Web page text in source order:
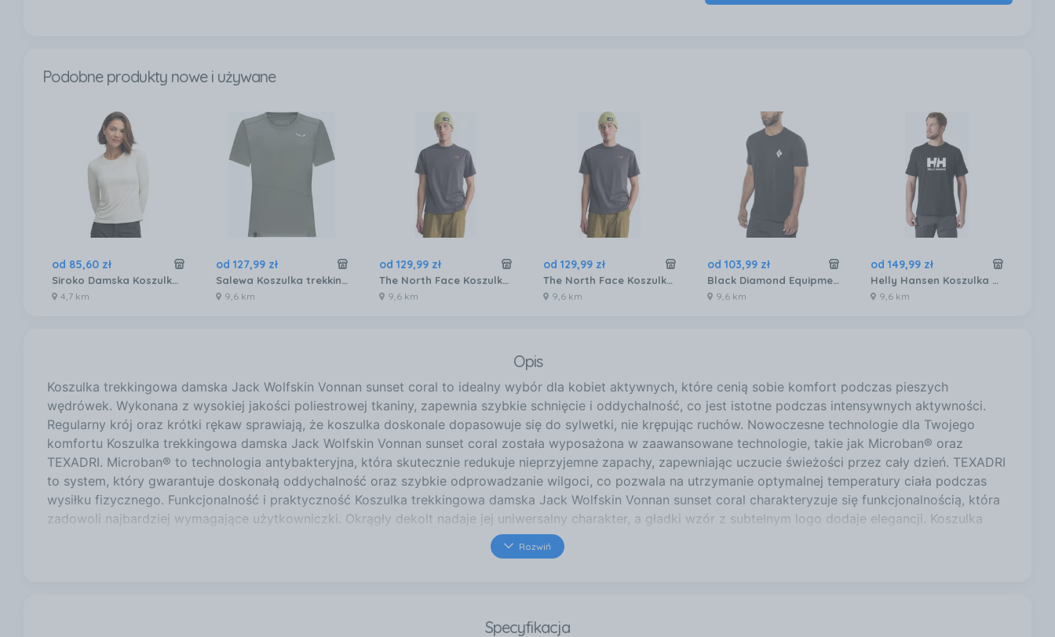
Podobne produkty nowe i używane
od 85,60 zł
Siroko Damska Koszulka Trekkingowa Z Długim Rękawem Wander Sand
4,7 km
od 127,99 zł
Salewa Koszulka trekkingowa damska Puez Sporty Dry morning blue Niebieski 44/38
9,6 km
od129,99 zł
The North Face Koszulka męska Snack Relaxed anthracite grey Szary XL
9,6 km
od 129,99 zł
The North Face Koszulka męska Snack Relaxed anthracite grey Szary M
9,6 km
od 103,99 zł
Black Diamond Equipment For Alpinist Bluzka Z Krótkim Rękawem M Czarny
9,6 km
od149,99 zł
Helly Hansen Koszulka Męska Logo 3.0 Black
9,6 km
Opis
Koszulka trekkingowa damska Jack Wolfskin Vonnan sunset coral to idealny wybór dla kobiet aktywnych, które cenią sobie komfort podczas pieszych
wędrówek. Wykonana z wysokiej jakości poliestrowej tkaniny, zapewnia szybkie schnięcie i oddychalność, co jest istotne podczas intensywnych aktywności.
Regularny krój oraz krótki rękaw sprawiają, że koszulka doskonale dopasowuje się do sylwetki, nie krępując ruchów. Nowoczesne technologie dla Twojego
komfortu Koszulka trekkingowa damska Jack Wolfskin Vonnan sunset coral została wyposażona w zaawansowane technologie, takie jak Microban® oraz
TEXADRI. Microban® to technologia antybakteryjna, która skutecznie redukuje nieprzyjemne zapachy, zapewniając uczucie świeżości przez cały dzień. TEXADRI
to system, który gwarantuje doskonałą oddychalność oraz szybkie odprowadzanie wilgoci, co pozwala na utrzymanie optymalnej temperatury ciała podczas
wysiłku fizycznego. Funkcjonalność i praktyczność Koszulka trekkingowa damska Jack Wolfskin Vonnan sunset coral charakteryzuje się funkcjonalnością, która
zadowoli najbardziej wymagające użytkowniczki. Okrągły dekolt nadaje jej uniwersalny charakter, a gładki wzór z subtelnym logo dodaje elegancji. Koszulka
trekkingowa damska Jack Wolfskin Vonnan - cechy: Wykonana z poliestrowej tkaniny szybkoschnącej; Posiada regularny krój zapewniający swobodę ruchów;
Technologia Microban® redukująca nieprzyjemne zapachy; System TEXADRI dla optymalnej oddychalności; Okrągły dekolt zwiększający uniwersalność koszulki;
Rozwiń
Specyfikacja